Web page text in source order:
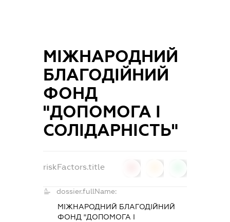
МІЖНАРОДНИЙ
БЛАГОДІЙНИЙ
ФОНД
"ДОПОМОГА І
СОЛІДАРНІСТЬ"
riskFactors.title
dossier.fullName:
МІЖНАРОДНИЙ БЛАГОДІЙНИЙ
ФОНД "ДОПОМОГА І